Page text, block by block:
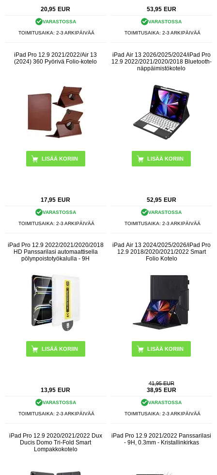
20,95 EUR
VARASTOSSA
TOIMITUSAIKA: 2-3 ARKIPÄIVÄÄ
53,95 EUR
VARASTOSSA
TOIMITUSAIKA: 2-3 ARKIPÄIVÄÄ
iPad Pro 12.9 2021/2022/Air 13
(2024) 360 Pyörivä Folio-kotelo
LISÄÄ KORIIN
17,95 EUR
VARASTOSSA
TOIMITUSAIKA: 2-3 ARKIPÄIVÄÄ
iPad Air 13 2026/2025/2024/iPad Pro
12.9 2022/2021/2020/2018 Bluetooth-
näppäimistökotelo
LISÄÄ KORIIN
52,95 EUR
VARASTOSSA
TOIMITUSAIKA: 2-3 ARKIPÄIVÄÄ
iPad Pro 12.9 2022/2021/2020/2018
HD Panssarilasi automaattisella
pölynpoistotyökalulla - 9H
13,95 EUR
VARASTOSSA
TOIMITUSAIKA: 2-3 ARKIPÄIVÄÄ
iPad Air 13 2024/2025/2026/iPad Pro
12.9 2018/2020/2021/2022 Smart
Folio Kotelo
LISÄÄ KORIIN
41,95 EUR
38,95 EUR
VARASTOSSA
TOIMITUSAIKA: 2-3 ARKIPÄIVÄÄ
iPad Pro 12.9 2020/2021/2022 Dux
Ducis Domo Tri-Fold Smart
Lompakkokotelo
iPad Pro 12.9 2021/2022 Panssarilasi
- 9H, 0.3mm - Kristallinkirkas